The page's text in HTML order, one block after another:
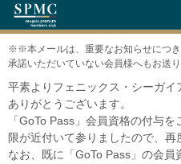
※※本メールは、重要なお知らせにつ
承諾いただいていない会員様へもお送
平素よりフェニックス・シーガ
ありがとうございます。
「GoTo Pass」会員資格の付与
限が近付いて参りましたので、再
なお、既に「GoTo Pass」の会